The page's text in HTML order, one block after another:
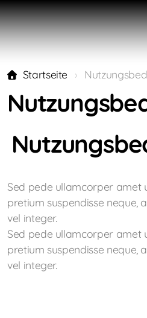
Startseite
Sed pede ullamcorper amet
pretium suspendisse neque,
vel integer.
Sed pede ullamcorper amet
pretium suspendisse neque,
vel integer.